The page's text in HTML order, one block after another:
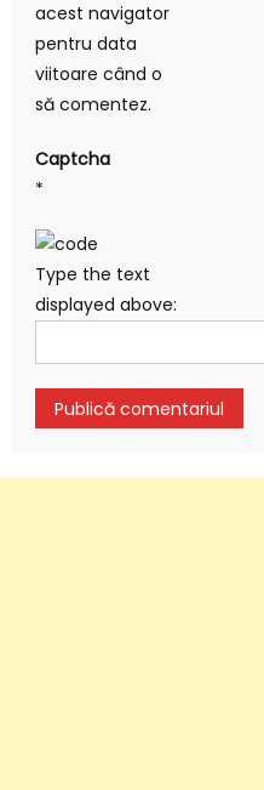
acest navigator
pentru data
viitoare când o
să comentez.
Captcha
*
Type the text
displayed above: